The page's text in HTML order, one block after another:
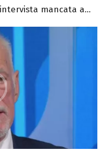
mancata a...